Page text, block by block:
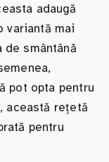
adaugă
variantă mai
smântână
pot opta pentru
această rețetă
pentru